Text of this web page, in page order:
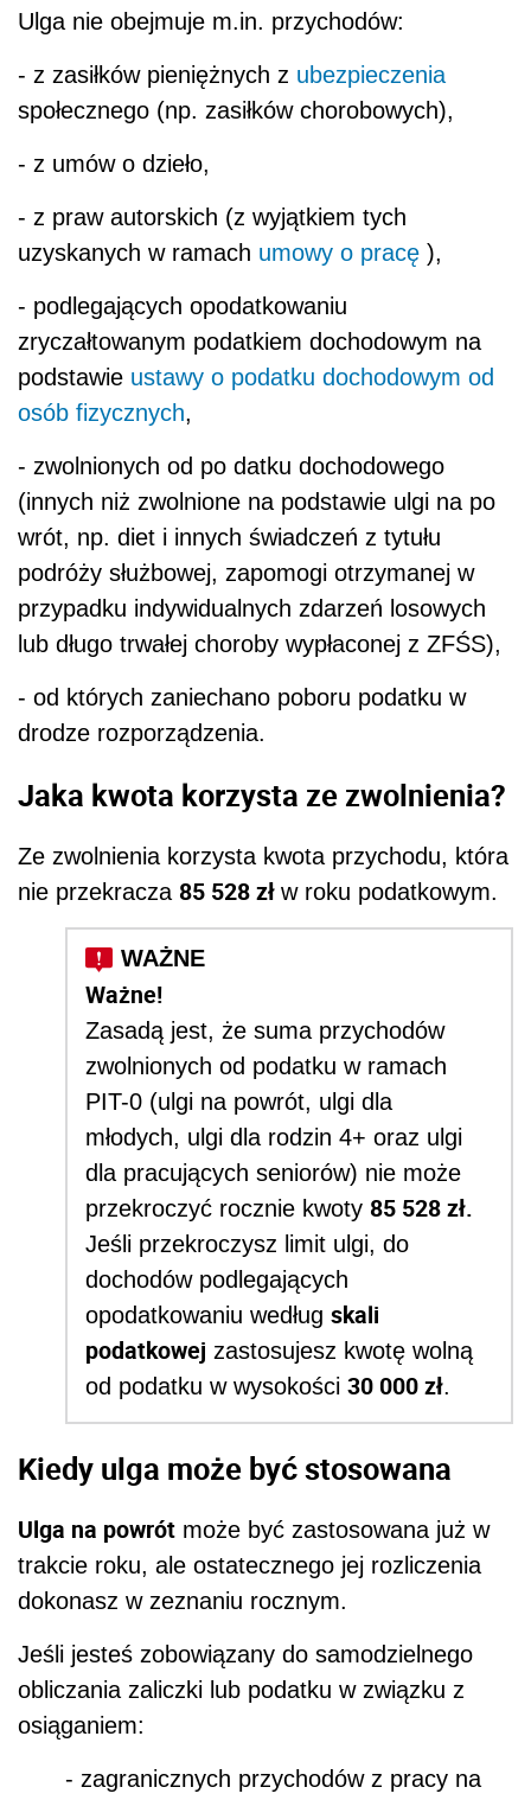
Ulga nie obejmuje m.in. przychodów:
- z zasiłków pieniężnych z ubezpieczenia
społecznego (np. zasiłków chorobowych),
- z umów o dzieło,
- z praw autorskich (z wyjątkiem tych
uzyskanych w ramach umowy o pracę ),
- podlegających opodatkowaniu
zryczałtowanym podatkiem dochodowym na
podstawie ustawy o podatku dochodowym od
osób fizycznych,
- zwolnionych od po datku dochodowego
(innych niż zwolnione na podstawie ulgi na po
wrót, np. diet i innych świadczeń z tytułu
podróży służbowej, zapomogi otrzymanej w
przypadku indywidualnych zdarzeń losowych
lub długo trwałej choroby wypłaconej z ZFŚS),
- od których zaniechano poboru podatku w
drodze rozporządzenia.
Jaka kwota korzysta ze zwolnienia?
Ze zwolnienia korzysta kwota przychodu, która
nie przekracza 85 528 zł w roku podatkowym.
Ważne!
Zasadą jest, że suma przychodów
zwolnionych od podatku w ramach
PIT-0 (ulgi na powrót, ulgi dla
młodych, ulgi dla rodzin 4+ oraz ulgi
dla pracujących seniorów) nie może
przekroczyć rocznie kwoty 85 528 zł.
Jeśli przekroczysz limit ulgi, do
dochodów podlegających
opodatkowaniu według skali
podatkowej zastosujesz kwotę wolną
od podatku w wysokości 30 000 zł.
Kiedy ulga może być stosowana
Ulga na powrót może być zastosowana już w
trakcie roku, ale ostatecznego jej rozliczenia
dokonasz w zeznaniu rocznym.
Jeśli jesteś zobowiązany do samodzielnego
obliczania zaliczki lub podatku w związku z
osiąganiem:
- zagranicznych przychodów z pracy na